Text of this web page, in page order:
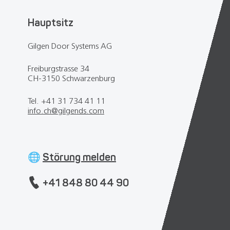
Hauptsitz
Gilgen Door Systems AG
Freiburgstrasse 34
CH-3150 Schwarzenburg
Tel. +41 31 734 41 11
info.ch@gilgends.com
🌐 Störung melden
+41 848 80 44 90